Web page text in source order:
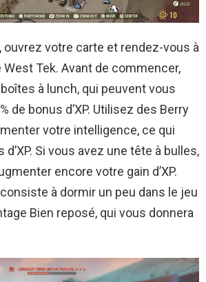
ouvrez votre carte et rendez-vous à
West Tek. Avant de commencer,
à lunch, qui peuvent vous
de bonus d’XP. Utilisez des Berry
votre intelligence, ce qui
Si vous avez une tête à bulles,
encore votre gain d’XP.
à dormir un peu dans le jeu
Bien reposé, qui vous donnera